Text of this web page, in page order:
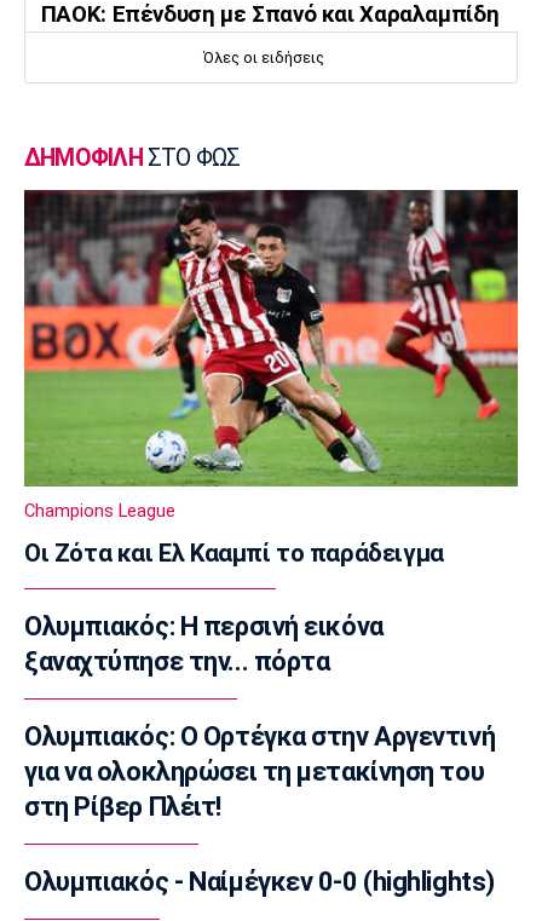
ΠΑΟΚ: Επένδυση με Σπανό και Χαραλαμπίδη
Γ Εθνική
23:55
FIFA: Οι Φιλιππίνες στηρίζουν Ινφαντίνο
23:35
Conference League
Παναθηναϊκός – ΤΣΣΚΑ 1948 1-1:
Προβληματική εικόνα…
23:22
Europa League: Η Φερεντσβάρος νίκησε την
Γκόρνικ
Super League 1
Άρης: Πλήγμα με Κουαμέ
Champions League
Champions League: Προβάδισμα η
Φενέρμπαχτσε
23:02
Super League 2
Πήρε Αλμπάνη η ΑΕΛ Novibet
Super League 1
Ο Μόουρα όντως είναι ψηλά στη λίστα
Όλες οι ειδήσεις
ΔΗΜΟΦΙΛΗ ΣΤΟ ΦΩΣ
Champions League
Οι Ζότα και Ελ Κααμπί το παράδειγμα
Ολυμπιακός: Η περσινή εικόνα
ξαναχτύπησε την... πόρτα
Ολυμπιακός: Ο Ορτέγκα στην Αργεντινή
για να ολοκληρώσει τη μετακίνηση του
στη Ρίβερ Πλέιτ!
Ολυμπιακός - Ναίμέγκεν 0-0 (highlights)